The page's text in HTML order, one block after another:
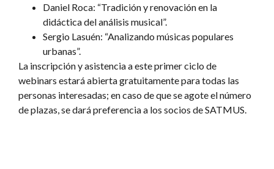
Daniel Roca: “Tradición y renovación en la
didáctica del análisis musical”.
Sergio Lasuén: “Analizando músicas populares
urbanas”.
La inscripción y asistencia a este primer ciclo de
webinars estará abierta gratuitamente para todas las
personas interesadas; en caso de que se agote el número
de plazas, se dará preferencia a los socios de SATMUS.